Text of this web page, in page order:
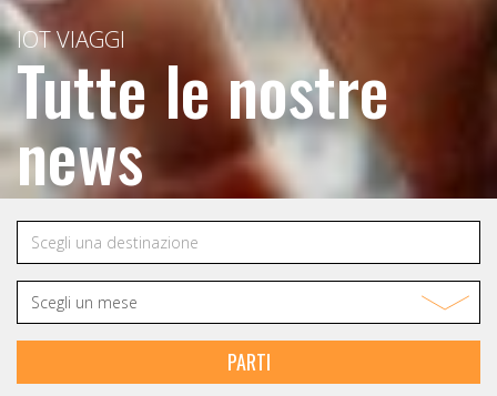
IOT VIAGGI
Tutte le nostre
news
PARTI